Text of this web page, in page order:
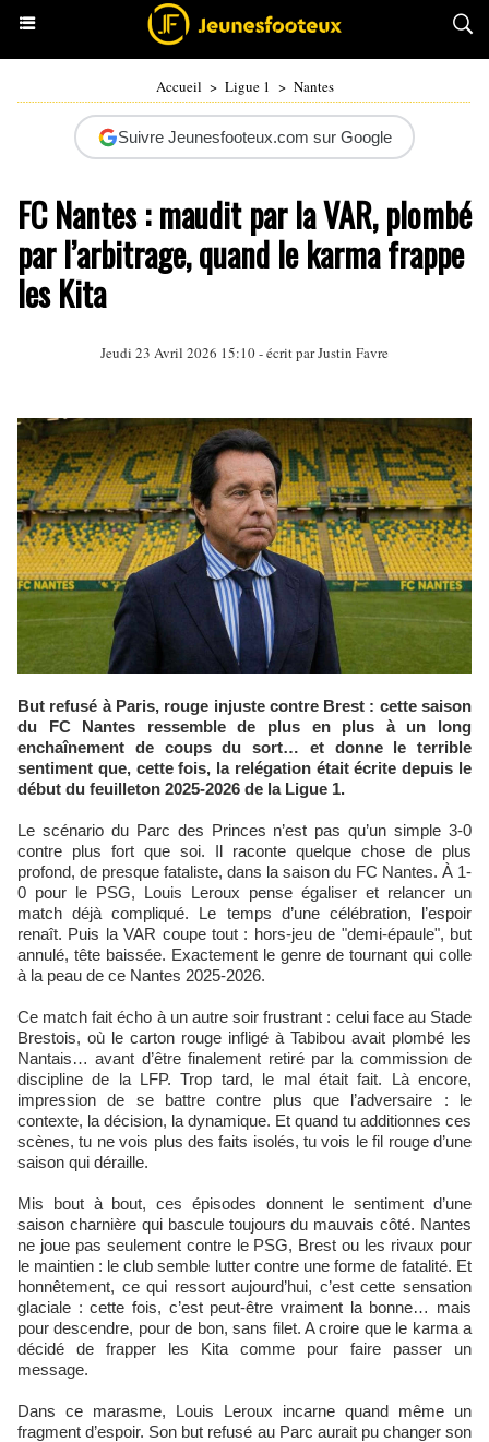
Accueil > Ligue 1 > Nantes
Suivre Jeunesfooteux.com sur Google
FC Nantes : maudit par la VAR, plombé
par l’arbitrage, quand le karma frappe
les Kita
Jeudi 23 Avril 2026 15:10 - écrit parJustin Favre
But refusé à Paris, rouge injuste contre Brest : cette saison
du FC Nantes ressemble de plus en plus à un long
enchaînement de coups du sort… et donne le terrible
sentiment que, cette fois, la relégation était écrite depuis le
début du feuilleton 2025-2026 de la Ligue 1.
Le scénario du Parc des Princes n’est pas qu’un simple 3-0
contre plus fort que soi. Il raconte quelque chose de plus
profond, de presque fataliste, dans la saison du FC Nantes. À 1-
0 pour le PSG, Louis Leroux pense égaliser et relancer un
match déjà compliqué. Le temps d’une célébration, l’espoir
renaît. Puis la VAR coupe tout : hors-jeu de "demi-épaule", but
annulé, tête baissée. Exactement le genre de tournant qui colle
à la peau de ce Nantes 2025-2026.
Ce match fait écho à un autre soir frustrant : celui face au Stade
Brestois, où le carton rouge infligé à Tabibou avait plombé les
Nantais… avant d’être finalement retiré par la commission de
discipline de la LFP. Trop tard, le mal était fait. Là encore,
impression de se battre contre plus que l’adversaire : le
contexte, la décision, la dynamique. Et quand tu additionnes ces
scènes, tu ne vois plus des faits isolés, tu vois le fil rouge d’une
saison qui déraille.
Mis bout à bout, ces épisodes donnent le sentiment d’une
saison charnière qui bascule toujours du mauvais côté. Nantes
ne joue pas seulement contre le PSG, Brest ou les rivaux pour
le maintien : le club semble lutter contre une forme de fatalité. Et
honnêtement, ce qui ressort aujourd’hui, c’est cette sensation
glaciale : cette fois, c’est peut-être vraiment la bonne… mais
pour descendre, pour de bon, sans filet. A croire que le karma a
décidé de frapper les Kita comme pour faire passer un
message.
Dans ce marasme, Louis Leroux incarne quand même un
fragment d’espoir. Son but refusé au Parc aurait pu changer son